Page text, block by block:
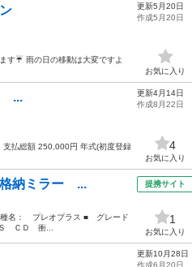
す☔ 雨の日の移動は大変ですよ
更新5月20日
作成5月20日
お気に入り
...
払総額 250,000円 年式(初度登録
更新4月14日
作成8月22日
4
お気に入り
納ミラー ...
名： プレオプラス ■ グレード
ＣＤ 衝...
提携サイト
1
お気に入り
更新10月28日
作成6月20日